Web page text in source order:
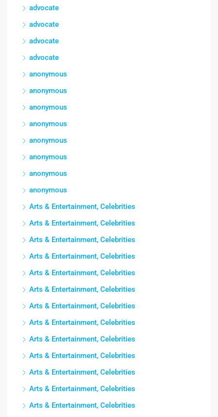
advocate
advocate
advocate
advocate
anonymous
anonymous
anonymous
anonymous
anonymous
anonymous
anonymous
anonymous
Arts & Entertainment, Celebrities
Arts & Entertainment, Celebrities
Arts & Entertainment, Celebrities
Arts & Entertainment, Celebrities
Arts & Entertainment, Celebrities
Arts & Entertainment, Celebrities
Arts & Entertainment, Celebrities
Arts & Entertainment, Celebrities
Arts & Entertainment, Celebrities
Arts & Entertainment, Celebrities
Arts & Entertainment, Celebrities
Arts & Entertainment, Celebrities
Arts & Entertainment, Celebrities